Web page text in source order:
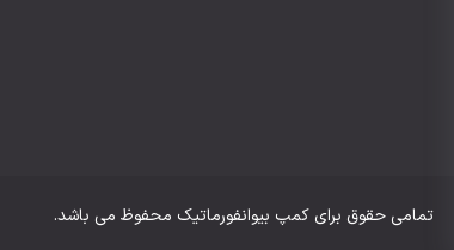
تمامی حقوق برای کمپ بیوانفورماتیک محفوظ می باشد.